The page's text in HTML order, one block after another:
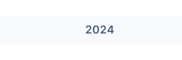
2024